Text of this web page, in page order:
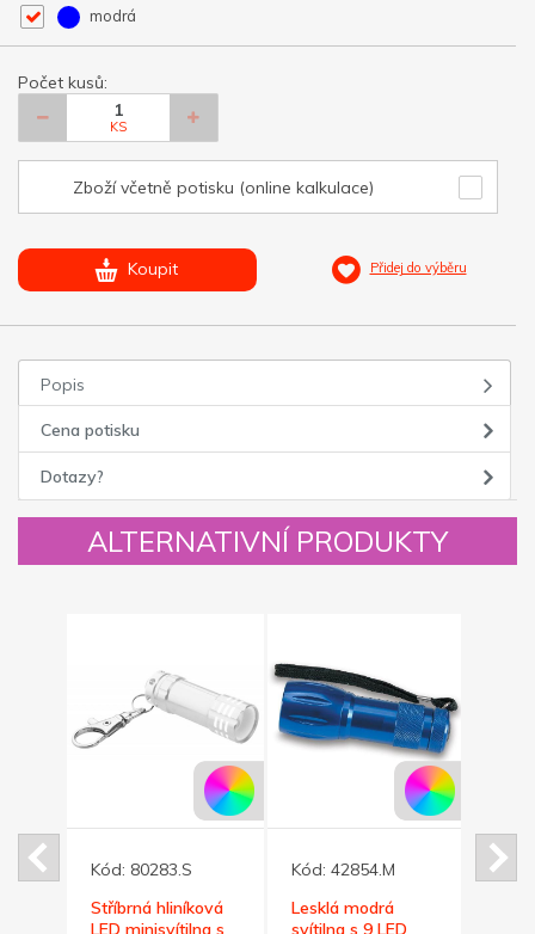
modrá
Počet kusů:
KS
Zboží včetně potisku (online kalkulace)
Koupit Přidej do výběru
Popis
Cena potisku
Dotazy?
ALTERNATIVNÍ PRODUKTY
Kód: 80283.S
Stříbrná hliníková
LED minisvítilna s
Kód: 42854.M
Lesklá modrá
svítilna s 9 LED
Kód: